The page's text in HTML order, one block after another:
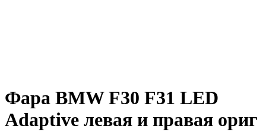
Фара BMW F30 F31 LED
Adaptive левая и правая ориг